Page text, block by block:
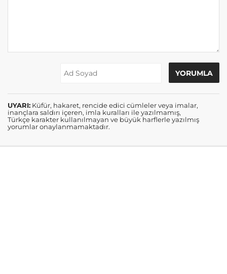
UYARI: Küfür, hakaret, rencide edici cümleler veya imalar,
inançlara saldırı içeren, imla kuralları ile yazılmamış,
Türkçe karakter kullanılmayan ve büyük harflerle yazılmış
yorumlar onaylanmamaktadır.